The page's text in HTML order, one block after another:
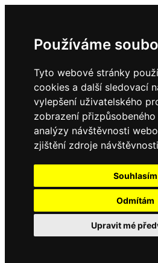
Používáme
Tyto webové stránky
cookies a další sledovací
vylepšení uživatelského
zobrazení
analýzy návštěvnosti
zjištění zdroje
Souhlasím
Odmítám
Upravit mé